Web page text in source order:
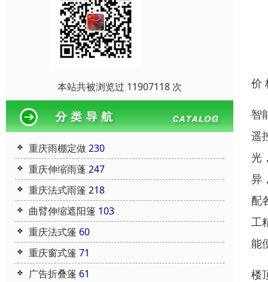
本站共被浏览过 11907118 次
重庆雨棚定做230
重庆伸缩雨蓬247
重庆法式雨篷 218
曲臂伸缩遮阳篷 103
重庆法式篷 60
重庆窗式篷 71
广告折叠篷 61
价
智
遥
光
异
配
工
能
楼